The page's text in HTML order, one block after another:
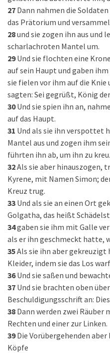
27 Dann nahmen die
das Prätorium und
28und sie zogen ihn aus und
scharlachroten Mantel um.
29 Und sie flochten eine
auf sein Haupt und gaben
sie fielen vor ihm auf die
sagten: Sei gegrüßt, König
30 Und sie spien ihn an,
auf das Haupt.
31 Und als sie ihn verspottet
Mantel aus und zogen ihm
führten ihn ab, um ihn zu
32Als sie aber hinauszogen,
Kyrene, mit Namen Simon;
Kreuz trug.
33 Und als sie an einen Ort
Golgatha, das heißt
34gaben sie ihm mit Galle
als er ihn geschmeckt hatte,
35Als sie ihn aber
Kleider, indem sie das Los
36 Und sie saßen und
37 Und sie brachten oben
Beschuldigungsschrift an:
38 Dann werden zwei
Rechten und einer zur Linken.
39 Die Vorübergehenden
Köpfe